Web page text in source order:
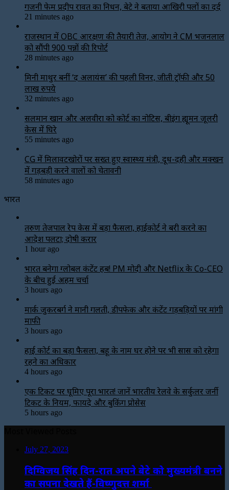
गजनी फेम प्रदीप रावत का निधन, बेटे ने बताया आखिरी पलों का दर्द
21 minutes ago
राजस्थान में OBC आरक्षण की तैयारी तेज, आयोग ने CM भजनलाल
को सौंपी 900 पन्नों की रिपोर्ट
28 minutes ago
मिनी माथुर बनीं ‘द अलायंस’ की पहली विनर, जीती ट्रॉफी और 50
लाख रुपये
32 minutes ago
सलमान खान और अलवीरा को कोर्ट का नोटिस, बीइंग ह्यूमन जूलरी
केस में घिरे
55 minutes ago
CG में मिलावटखोरों पर सख्त हुए स्वास्थ्य मंत्री, दूध-दही और मक्खन
में गड़बड़ी करने वालों को चेतावनी
58 minutes ago
भारत
तरुण तेजपाल रेप केस में बड़ा फैसला, हाईकोर्ट ने बरी करने का
आदेश पलटा; दोषी करार
1 hour ago
भारत बनेगा ग्लोबल कंटेंट हब! PM मोदी और Netflix के Co-CEO
के बीच हुई अहम चर्चा
3 hours ago
मार्क जुकरबर्ग ने मानी गलती, डीपफेक और कंटेंट गड़बड़ियों पर मांगी
माफी
3 hours ago
हाई कोर्ट का बड़ा फैसला, बहू के नाम घर होने पर भी सास को रहेगा
रहने का अधिकार
4 hours ago
एक टिकट पर घूमिए पूरा भारत! जानें भारतीय रेलवे के सर्कुलर जर्नी
टिकट के नियम, फायदे और बुकिंग प्रोसेस
5 hours ago
July 27, 2023
दिग्विजय सिंह दिन-रात अपने बेटे को मुख्यमंत्री बनने
का सपना देखते हैं-विष्णुदत्त शर्मा